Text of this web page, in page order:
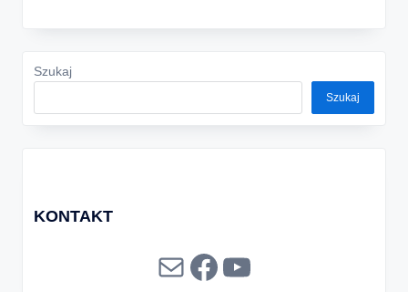
Szukaj
Szukaj
KONTAKT
MailFacebook
YouTube